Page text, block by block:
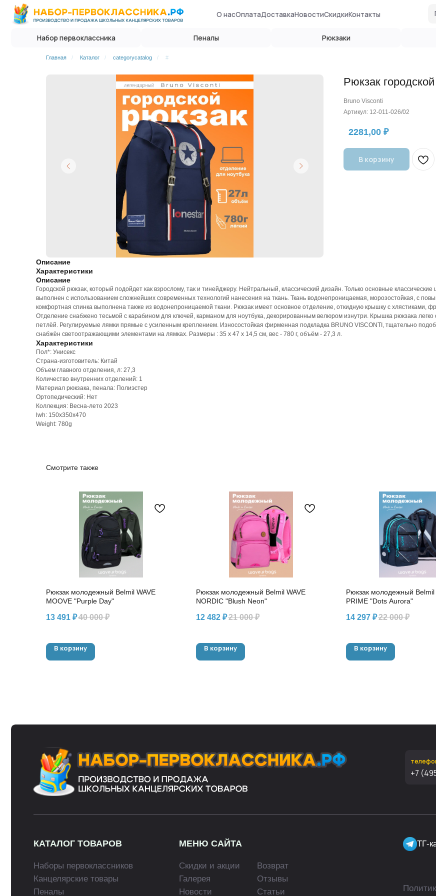
ОплатаДоставкаНовостиСкидкиКонтакты
Набор первоклассника Пеналы
Главная / Каталог / categorycatalog / #
Рюкзак
Bruno Visconti
Артикул: 12-011-026/02
2281,00 ₽
В корзину
Описание
Характеристики
Описание
Городской рюкзак, который подойдет как взрослому, так и тинейджеру. Нейтральный, классический дизайн. Только основные
выполнен с использованием сложнейших современных технологий нанесения на ткань. Ткань водонепроницаемая, морозостойкая, с
комфортная спинка выполнена также из водонепроницаемой ткани. Рюкзак имеет основное отделение, откидную крышку с хлястиками,
Отделение снабжено тесьмой с карабином для ключей, карманом для ноутбука, декорированным велюром изнутри. Крышка рюкзака легко
петлёй. Регулируемые лямки прямые с усиленным креплением. Износостойкая фирменная подкладка BRUNO VISCONTI, тщательно
снабжён светоотражающими элементами на лямках. Размеры : 35 х 47 х 14,5 см, вес - 780 г, объём - 27,3 л.
Характеристики
Пол*: Унисекс
Страна-изготовитель: Китай
Объем главного отделения, л: 27,3
Количество внутренних отделений: 1
Материал рюкзака, пенала: Полиэстер
Ортопедический: Нет
Коллекция: Весна-лето 2023
lwh: 150x350x470
Weight: 780g
Смотрите также
Рюкзак молодежный Belmil WAVE
MOOVE "Purple Day"
13 491 ₽40 000 ₽
В корзину
Рюкзак молодежный Belmil WAVE
NORDIC "Blush Neon"
12 482 ₽21 000 ₽
В корзину
Рюкзак молодежный Belmil
PRIME "Dots Aurora"
14 297 ₽22 000 ₽
В корзину
КАТАЛОГ ТОВАРОВ
В оформлении сайта использованы фотографии и материалы принадлежащие ИП Данцин Сергей Александрович, Веб-сайт, его дизайн и материалы были
Любое использование либо копирование
Наборы первоклассников
Канцелярские товары
Пеналы
МЕНЮ САЙТА
Галерея
Отзывы